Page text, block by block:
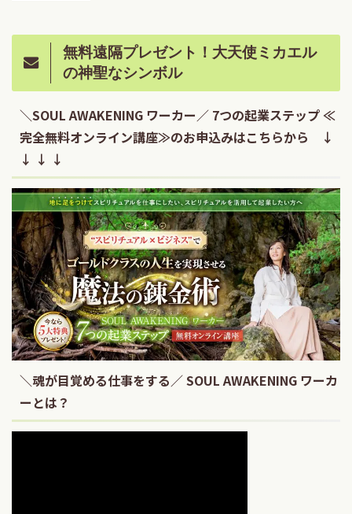
無料遠隔プレゼント！大天使ミカエル
の神聖なシンボル
＼SOUL AWAKENING ワーカー／ 7つの起業ステップ ≪
完全無料オンライン講座≫のお申込みはこちらから ↓
↓ ↓ ↓
＼魂が目覚める仕事をする／ SOUL AWAKENING ワーカ
ーとは？